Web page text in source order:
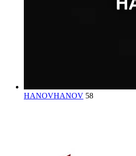
HANOVHANOV 58